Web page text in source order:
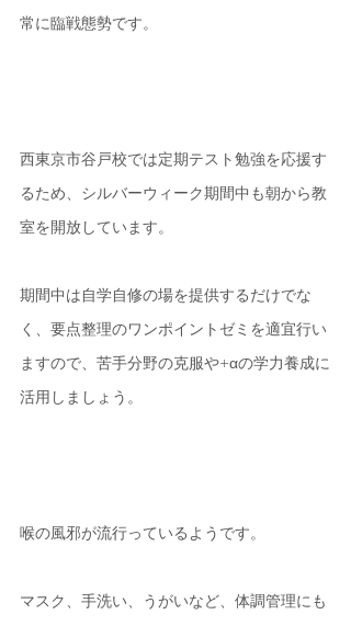
常に臨戦態勢です。
西東京市谷戸校では定期テスト勉強を応援す
るため、シルバーウィーク期間中も朝から教
室を開放しています。
期間中は自学自修の場を提供するだけでな
く、要点整理のワンポイントゼミを適宜行い
ますので、苦手分野の克服や+αの学力養成に
活用しましょう。
喉の風邪が流行っているようです。
マスク、手洗い、うがいなど、体調管理にも